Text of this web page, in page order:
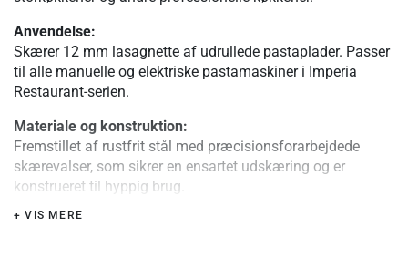
Anvendelse:
Skærer 12 mm lasagnette af udrullede pastaplader. Passer
til alle manuelle og elektriske pastamaskiner i Imperia
Restaurant-serien.
Materiale og konstruktion:
Fremstillet af rustfrit stål med præcisionsforarbejdede
skærevalser, som sikrer en ensartet udskæring og er
konstrueret til hyppig brug.
Særlige fordele eller tips:
+ VIS MERE